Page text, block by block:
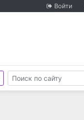
Войти